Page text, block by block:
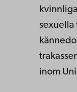
sexuella
inom